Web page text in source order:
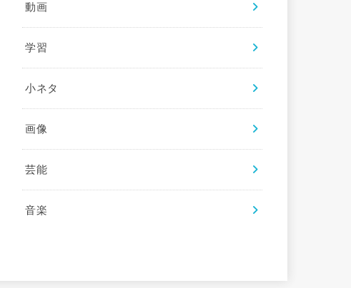
動画
学習
小ネタ
画像
芸能
音楽